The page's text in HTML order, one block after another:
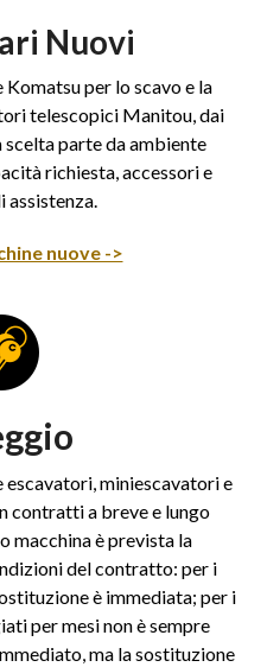
Nuovi
Komatsu per lo scavo e la
telescopici Manitou, dai
parte da ambiente
richiesta, accessori e
assistenza.
nuove ->
miniescavatori e
contratti a breve e lungo
macchina è prevista la
del contratto: per i
è immediata; per i
per mesi non è sempre
ma la sostituzione